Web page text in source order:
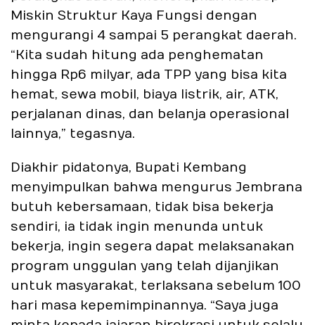
Miskin Struktur Kaya Fungsi dengan
mengurangi 4 sampai 5 perangkat daerah.
“Kita sudah hitung ada penghematan
hingga Rp6 milyar, ada TPP yang bisa kita
hemat, sewa mobil, biaya listrik, air, ATK,
perjalanan dinas, dan belanja operasional
lainnya,” tegasnya.
Diakhir pidatonya, Bupati Kembang
menyimpulkan bahwa mengurus Jembrana
butuh kebersamaan, tidak bisa bekerja
sendiri, ia tidak ingin menunda untuk
bekerja, ingin segera dapat melaksanakan
program unggulan yang telah dijanjikan
untuk masyarakat, terlaksana sebelum 100
hari masa kepemimpinannya. “Saya juga